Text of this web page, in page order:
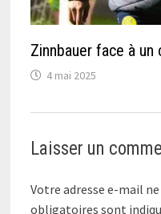
Zinnbauer face à
4 mai 2025
Laisser un
Votre adresse e-mail
obligatoires sont